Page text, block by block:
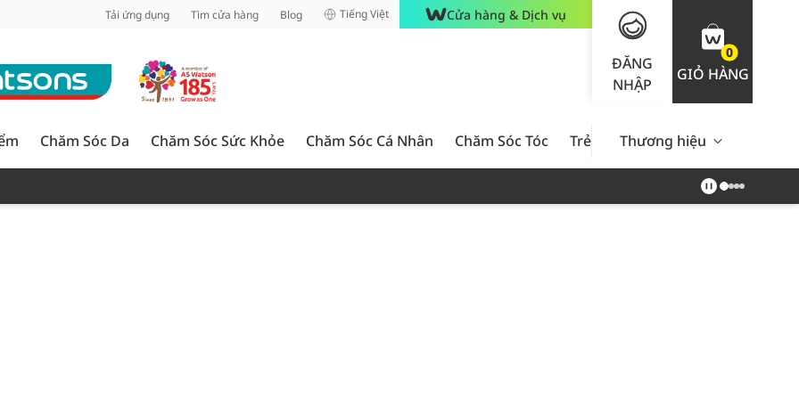
Tải ứng dụng Tìm cửa hàng Blog Tiếng Việt Cửa hàng & Dịch vụ
ĐĂNG
NHẬP
0
GIỎ HÀNG
Chăm Sóc Da Chăm Sóc Sức Khỏe Chăm Sóc Cá Nhân Chăm Sóc Tóc Trẻ Em Nam Giới Chăm Sóc
Thương hiệu